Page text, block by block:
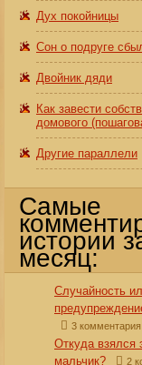
Дух покойницы
Сон о подруге
Двойник дяди
Как завести
домового
Другие параллели
Самые
истории
месяц:
Случайность
3 комментария
Откуда взялся
мальчик?
2